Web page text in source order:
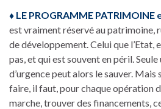
♦ LE PROGRAMME PATRIMOINE
est vraiment réservé au patrimoine,
de développement. Celui que l’Etat,
pas, et qui est souvent en péril.
d’urgence peut alors le sauver. Mais
faire, il faut, pour chaque opération
marche, trouver des financements,